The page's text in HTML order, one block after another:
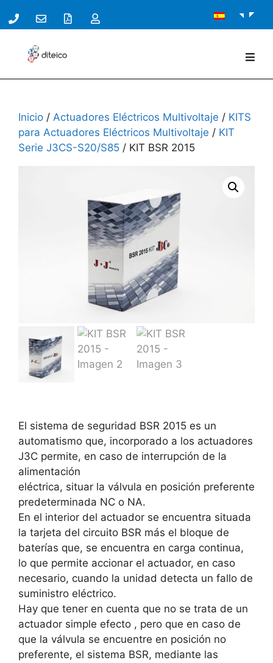
Inicio / Actuadores Eléctricos Multivoltaje / KITS
para Actuadores Eléctricos Multivoltaje / KIT
Serie J3CS-S20/S85 / KIT BSR 2015
El sistema de seguridad BSR 2015 es un
automatismo que, incorporado a los actuadores
J3C permite, en caso de interrupción de la
alimentación
eléctrica, situar la válvula en posición preferente
predeterminada NC o NA.
En el interior del actuador se encuentra situada
la tarjeta del circuito BSR más el bloque de
baterías que, se encuentra en carga continua,
lo que permite accionar el actuador, en caso
necesario, cuando la unidad detecta un fallo de
suministro eléctrico.
Hay que tener en cuenta que no se trata de un
actuador simple efecto , pero que en caso de
que la válvula se encuentre en posición no
preferente, el sistema BSR, mediante las